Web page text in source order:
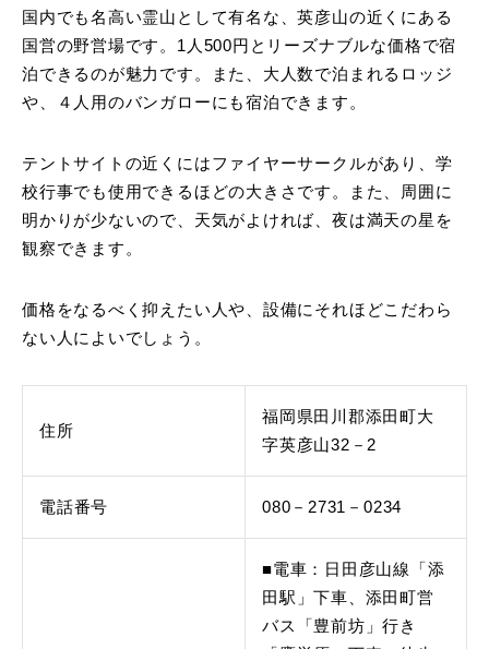
国内でも名高い霊山として有名な、英彦山の近くにある
国営の野営場です。1人500円とリーズナブルな価格で宿
泊できるのが魅力です。また、大人数で泊まれるロッジ
や、４人用のバンガローにも宿泊できます。
テントサイトの近くにはファイヤーサークルがあり、学
校行事でも使用できるほどの大きさです。また、周囲に
明かりが少ないので、天気がよければ、夜は満天の星を
観察できます。
価格をなるべく抑えたい人や、設備にそれほどこだわら
ない人によいでしょう。
住所
福岡県田川郡添田町大
字英彦山32－2
電話番号 080－2731－0234
■電車：日田彦山線「添
田駅」下車、添田町営
バス「豊前坊」行き